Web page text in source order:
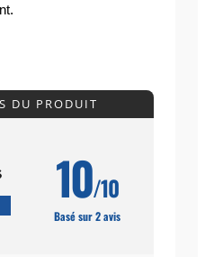
DU PRODUIT
10/10
Basé sur 2 avis